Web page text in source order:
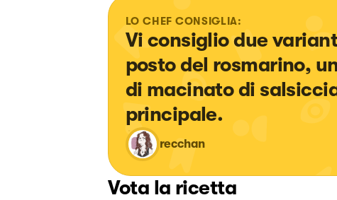
LO CHEF CONSIGLIA:
Vi consiglio due
posto del rosmarino,
di macinato di
principale.
recchan
Vota la ricetta